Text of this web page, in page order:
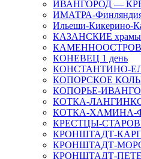
ИВАНГОРОД —
ИМАТРА-
Ильеши-Кикерино-
КАЗАНСКИЕ храмы
КОНЕВЕЦ 1 день
КОНСТАНТИНО-
КОПОРСКОЕ
КОПОРЬЕ-
КОТКА-
КОТКА-ХАМИНА-
КРЕСТЦЫ-
КРОНШТАДТ-
КРОНШТАДТ-
КРОНШТАДТ-